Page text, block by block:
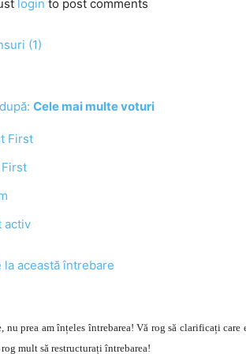
login to post comments
(1)
Cele mai multe voturi
First
activ
la această întrebare
nu prea am înțeles întrebarea! Vă rog să clarificați
mult să restructurați întrebarea!